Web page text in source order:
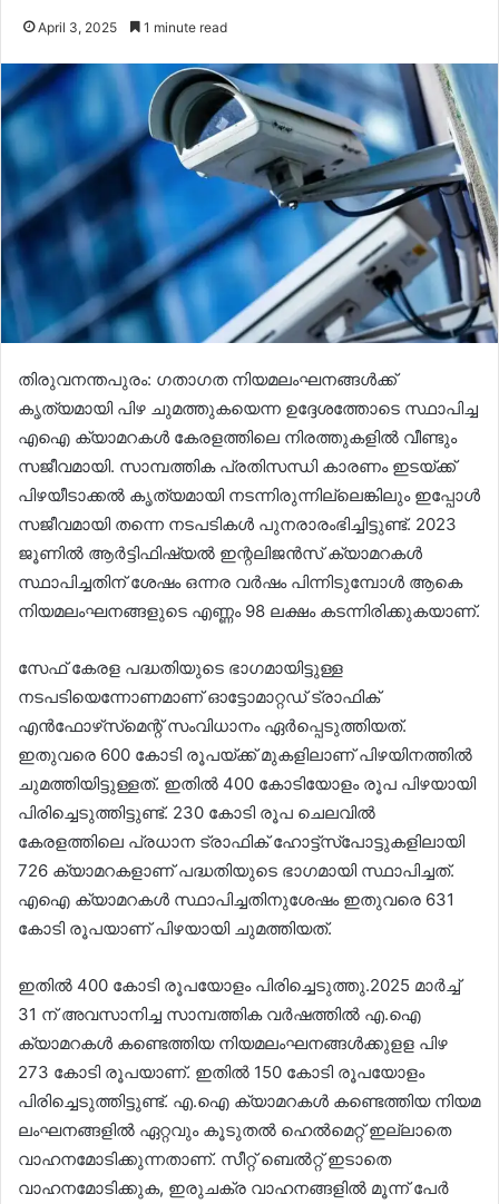
April 3, 2025 1 minute read
തിരുവനന്തപുരം: ഗതാഗത നിയമലംഘനങ്ങള്‍ക്ക്
കൃത്യമായി പിഴ ചുമത്തുകയെന്ന ഉദ്ദേശത്തോടെ സ്ഥാപിച്ച
എഐ ക്യാമറകള്‍ കേരളത്തിലെ നിരത്തുകളില്‍ വീണ്ടും
സജീവമായി. സാമ്പത്തിക പ്രതിസന്ധി കാരണം ഇടയ്ക്ക്
പിഴയീടാക്കല്‍ കൃത്യമായി നടന്നിരുന്നില്ലെങ്കിലും ഇപ്പോള്‍
സജീവമായി തന്നെ നടപടികള്‍ പുനരാരംഭിച്ചിട്ടുണ്ട്. 2023
ജൂണില്‍ ആര്‍ട്ടിഫിഷ്യല്‍ ഇന്റലിജന്‍സ് ക്യാമറകള്‍
സ്ഥാപിച്ചതിന് ശേഷം ഒന്നര വര്‍ഷം പിന്നിടുമ്പോള്‍ ആകെ
നിയമലംഘനങ്ങളുടെ എണ്ണം 98 ലക്ഷം കടന്നിരിക്കുകയാണ്.
സേഫ് കേരള പദ്ധതിയുടെ ഭാഗമായിട്ടുള്ള
നടപടിയെന്നോണമാണ് ഓട്ടോമാറ്റഡ് ട്രാഫിക്
എന്‍ഫോഴ്‌സ്‌മെന്റ് സംവിധാനം ഏര്‍പ്പെടുത്തിയത്.
ഇതുവരെ 600 കോടി രൂപയ്ക്ക് മുകളിലാണ് പിഴയിനത്തില്‍
ചുമത്തിയിട്ടുള്ളത്. ഇതില്‍ 400 കോടിയോളം രൂപ പിഴയായി
പിരിച്ചെടുത്തിട്ടുണ്ട്. 230 കോടി രൂപ ചെലവില്‍
കേരളത്തിലെ പ്രധാന ട്രാഫിക് ഹോട്ട്സ്പോട്ടുകളിലായി
726 ക്യാമറകളാണ് പദ്ധതിയുടെ ഭാഗമായി സ്ഥാപിച്ചത്.
എഐ ക്യാമറകള്‍ സ്ഥാപിച്ചതിനുശേഷം ഇതുവരെ 631
കോടി രൂപയാണ് പിഴയായി ചുമത്തിയത്.
ഇതില്‍ 400 കോടി രൂപയോളം പിരിച്ചെടുത്തു.2025 മാര്‍ച്ച്
31 ന് അവസാനിച്ച സാമ്പത്തിക വര്‍ഷത്തില്‍ എ.ഐ
ക്യാമറകള്‍ കണ്ടെത്തിയ നിയമലംഘനങ്ങള്‍ക്കുളള പിഴ
273 കോടി രൂപയാണ്. ഇതില്‍ 150 കോടി രൂപയോളം
പിരിച്ചെടുത്തിട്ടുണ്ട്. എ.ഐ ക്യാമറകള്‍ കണ്ടെത്തിയ നിയമ
ലംഘനങ്ങളില്‍ ഏറ്റവും കൂടുതല്‍ ഹെല്‍മെറ്റ് ഇല്ലാതെ
വാഹനമോടിക്കുന്നതാണ്. സീറ്റ് ബെല്‍റ്റ് ഇടാതെ
വാഹനമോടിക്കുക, ഇരുചക്ര വാഹനങ്ങളില്‍ മൂന്ന് പേര്‍